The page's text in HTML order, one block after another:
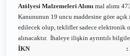
Atölyesi Malzemeleri Alımı mal alımı
Kanununun 19 uncu maddesine göre
edilecek olup, teklifler sadece elektronik
alınacaktır. İhaleye ilişkin ayrıntılı
İKN
: